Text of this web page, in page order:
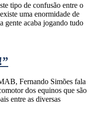
tipo de confusão entre o
uma enormidade de
gente acaba jogando tudo
Fernando Simões fala
dos equinos que são
entre as diversas